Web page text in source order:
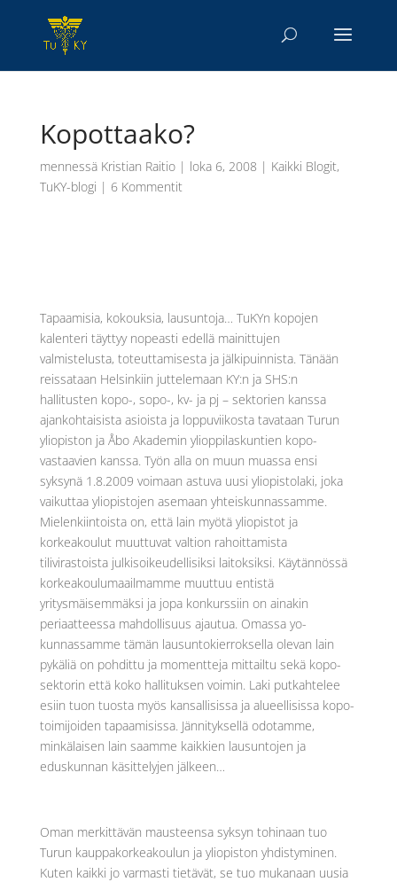
Kopottaako?
mennessä Kristian Raitio| loka 6, 2008 | Kaikki Blogit,
TuKY-blogi | 6 Kommentit
Tapaamisia, kokouksia, lausuntoja… TuKYn kopojen
kalenteri täyttyy nopeasti edellä mainittujen
valmistelusta, toteuttamisesta ja jälkipuinnista. Tänään
reissataan Helsinkiin juttelemaan KY:n ja SHS:n
hallitusten kopo-, sopo-, kv- ja pj – sektorien kanssa
ajankohtaisista asioista ja loppuviikosta tavataan Turun
yliopiston ja Åbo Akademin ylioppilaskuntien kopo-
vastaavien kanssa. Työn alla on muun muassa ensi
syksynä 1.8.2009 voimaan astuva uusi yliopistolaki, joka
vaikuttaa yliopistojen asemaan yhteiskunnassamme.
Mielenkiintoista on, että lain myötä yliopistot ja
korkeakoulut muuttuvat valtion rahoittamista
tilivirastoista julkisoikeudellisiksi laitoksiksi. Käytännössä
korkeakoulumaailmamme muuttuu entistä
yritysmäisemmäksi ja jopa konkurssiin on ainakin
periaatteessa mahdollisuus ajautua. Omassa yo-
kunnassamme tämän lausuntokierroksella olevan lain
pykäliä on pohdittu ja momentteja mittailtu sekä kopo-
sektorin että koko hallituksen voimin. Laki putkahtelee
esiin tuon tuosta myös kansallisissa ja alueellisissa kopo-
toimijoiden tapaamisissa. Jännityksellä odotamme,
minkälaisen lain saamme kaikkien lausuntojen ja
eduskunnan käsittelyjen jälkeen…
Oman merkittävän mausteensa syksyn tohinaan tuo
Turun kauppakorkeakoulun ja yliopiston yhdistyminen.
Kuten kaikki jo varmasti tietävät, se tuo mukanaan uusia